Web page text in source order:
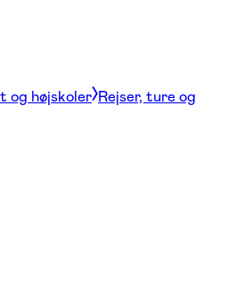
og højskoler Rejser, ture og